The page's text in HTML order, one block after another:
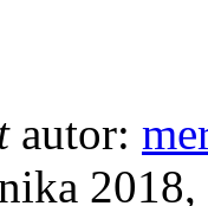
autor: